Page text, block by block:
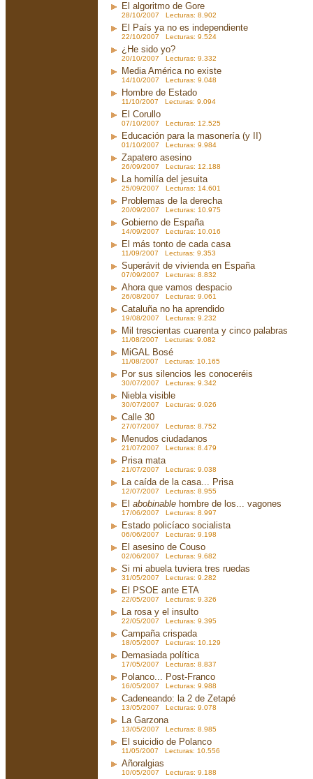
El algoritmo de Gore
28/10/2007 Lecturas: 8.902
El País ya no es independiente
22/10/2007 Lecturas: 9.524
¿He sido yo?
20/10/2007 Lecturas: 9.332
Media América no existe
14/10/2007 Lecturas: 9.048
Hombre de Estado
11/10/2007 Lecturas: 9.094
El Corullo
07/10/2007 Lecturas: 12.525
Educación para la masonería (y II)
01/10/2007 Lecturas: 9.984
Zapatero asesino
26/09/2007 Lecturas: 12.188
La homilía del jesuita
25/09/2007 Lecturas: 14.601
Problemas de la derecha
20/09/2007 Lecturas: 10.975
Gobierno de España
14/09/2007 Lecturas: 10.016
El más tonto de cada casa
11/09/2007 Lecturas: 9.353
Superávit de vivienda en España
07/09/2007 Lecturas: 8.832
Ahora que vamos despacio
26/08/2007 Lecturas: 9.061
Cataluña no ha aprendido
19/08/2007 Lecturas: 9.232
Mil trescientas cuarenta y cinco palabras
11/08/2007 Lecturas: 9.082
MiGAL Bosé
11/08/2007 Lecturas: 10.165
Por sus silencios les conoceréis
30/07/2007 Lecturas: 9.342
Niebla visible
30/07/2007 Lecturas: 9.026
Calle 30
27/07/2007 Lecturas: 8.752
Menudos ciudadanos
21/07/2007 Lecturas: 8.479
Prisa mata
21/07/2007 Lecturas: 9.038
La caída de la casa... Prisa
12/07/2007 Lecturas: 8.955
El abobinable hombre de los... vagones
17/06/2007 Lecturas: 8.997
Estado policíaco socialista
06/06/2007 Lecturas: 9.198
El asesino de Couso
02/06/2007 Lecturas: 9.682
Si mi abuela tuviera tres ruedas
31/05/2007 Lecturas: 9.282
El PSOE ante ETA
22/05/2007 Lecturas: 9.326
La rosa y el insulto
22/05/2007 Lecturas: 9.395
Campaña crispada
18/05/2007 Lecturas: 10.129
Demasiada política
17/05/2007 Lecturas: 8.837
Polanco... Post-Franco
16/05/2007 Lecturas: 9.988
Cadeneando: la 2 de Zetapé
13/05/2007 Lecturas: 9.078
La Garzona
13/05/2007 Lecturas: 8.985
El suicidio de Polanco
11/05/2007 Lecturas: 10.556
Añoralgias
10/05/2007 Lecturas: 9.188